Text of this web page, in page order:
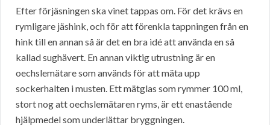
Efter förjäsningen ska vinet tappas om. För det krävs en
rymligare jäshink, och för att förenkla tappningen från en
hink till en annan så är det en bra idé att använda en så
kallad sughävert. En annan viktig utrustning är en
oechslemätare som används för att mäta upp
sockerhalten i musten. Ett mätglas som rymmer 100 ml,
stort nog att oechslemätaren ryms, är ett enastående
hjälpmedel som underlättar bryggningen.